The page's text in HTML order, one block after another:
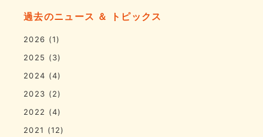
過去のニュース ＆ トピックス
2026 (1)
2025 (3)
2024 (4)
2023 (2)
2022 (4)
2021 (12)